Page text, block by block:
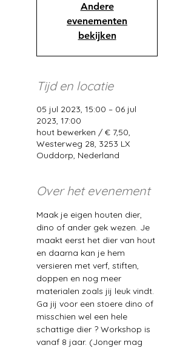
Andere
evenementen
bekijken
Tijd en locatie
05 jul 2023, 15:00 – 06 jul
2023, 17:00
hout bewerken / € 7,50,
Westerweg 28, 3253 LX
Ouddorp, Nederland
Over het evenement
Maak je eigen houten dier,
dino of ander gek wezen. Je
maakt eerst het dier van hout
en daarna kan je hem
versieren met verf, stiften,
doppen en nog meer
materialen zoals jij leuk vindt.
Ga jij voor een stoere dino of
misschien wel een hele
schattige dier ? Workshop is
vanaf 8 jaar. (Jonger mag